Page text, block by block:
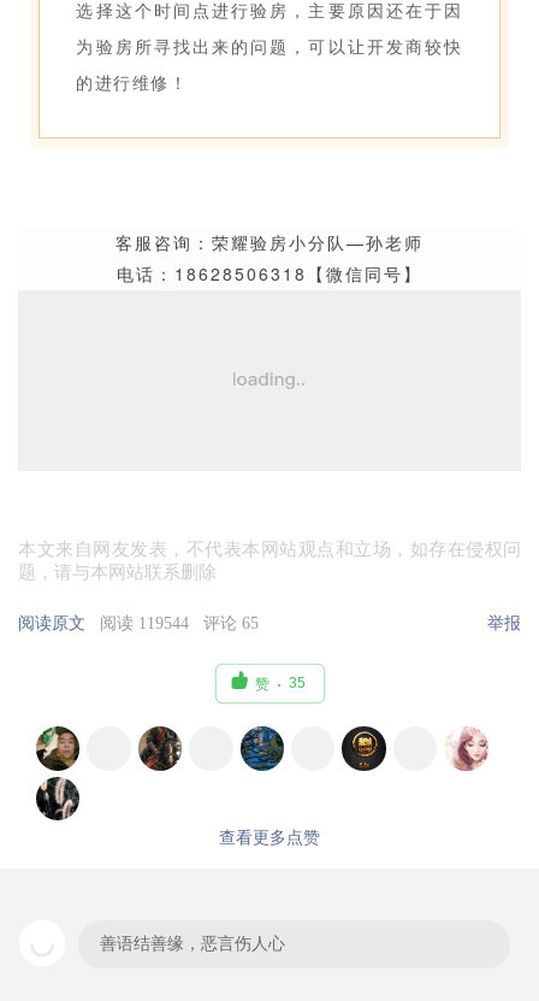
选择这个时间点进行验房，主要原因还在于因
为验房所寻找出来的问题，可以让开发商较快
的进行维修！
客服咨询：荣耀验房小分队—孙老师
电话：18628506318【微信同号】
本文来自网友发表，不代表本网站观点和立场，如存在侵权问
题，请与本网站联系删除
阅读原文 阅读 119544 评论 65 举报
 赞 35
查看更多点赞
善语结善缘，恶言伤人心